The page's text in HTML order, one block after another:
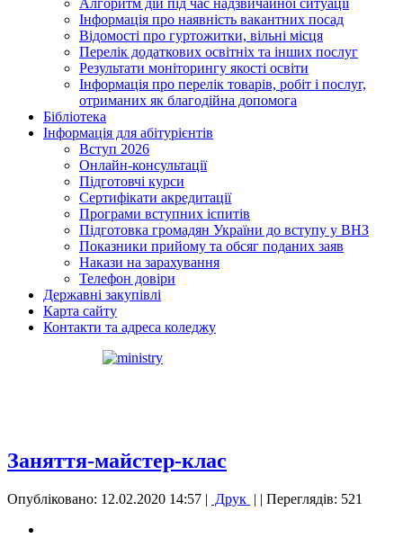
Алгоритм дій під час надзвичайної ситуації
Інформація про наявність вакантних посад
Відомості про гуртожитки, вільні місця
Перелік додаткових освітніх та інших послуг
Результати моніторингу якості освіти
Інформація про перелік товарів, робіт і послуг,
отриманих як благодійна допомога
Бібліотека
Інформація для абітурієнтів
Вступ 2026
Онлайн-консультації
Підготовчі курси
Сертифікати акредитації
Програми вступних іспитів
Підготовка громадян України до вступу у ВНЗ
Показники прийому та обсяг поданих заяв
Накази на зарахування
Телефон довіри
Державні закупівлі
Карта сайту
Контакти та адреса коледжу
Заняття-майстер-клас
Опубліковано: 12.02.2020 14:57 | Друк | | Переглядів: 521